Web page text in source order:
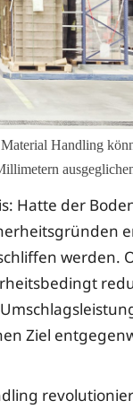
Handling
Hatte der
werden.
Ziel